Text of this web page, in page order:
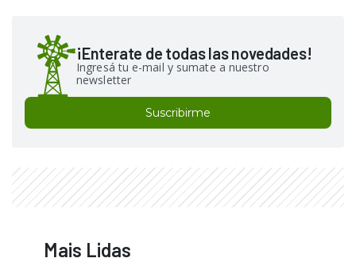
¡Enterate de todas las novedades!
Ingresá tu e-mail y sumate a nuestro
newsletter
Suscribirme
Mais Lidas